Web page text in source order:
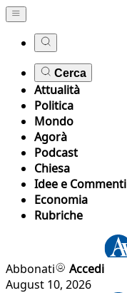
Cerca
Attualità
Politica
Mondo
Agorà
Podcast
Chiesa
Idee e Commenti
Economia
Rubriche
Abbonati
Accedi
August 10, 2026